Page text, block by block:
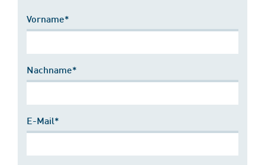
Vorname*
Nachname*
E-Mail*